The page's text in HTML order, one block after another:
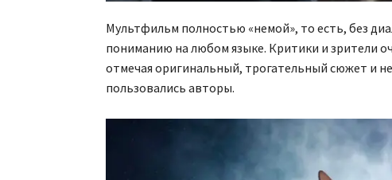
Мультфильм полностью «немой», то есть, без
пониманию на любом языке. Критики и зрители
отмечая оригинальный, трогательный сюжет и
пользовались авторы.